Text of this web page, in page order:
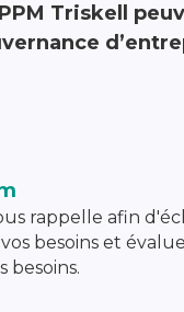
Triskell
rappelle afin
besoins et
besoins.